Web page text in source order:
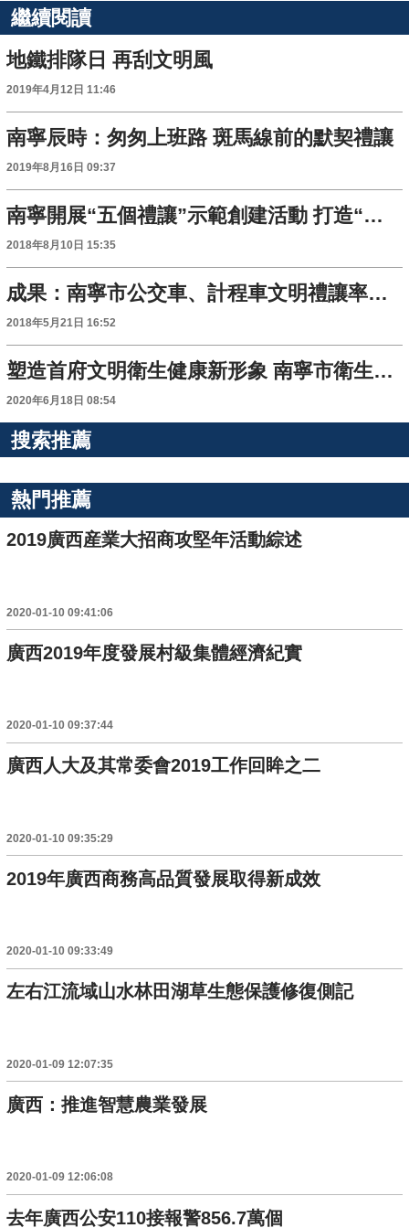
繼續閱讀
地鐵排隊日 再刮文明風
2019年4月12日 11:46
南寧辰時：匆匆上班路 斑馬線前的默契禮讓
2019年8月16日 09:37
南寧開展“五個禮讓”示範創建活動 打造“禮讓之城”
2018年8月10日 15:35
成果：南寧市公交車、計程車文明禮讓率均達99.7%
2018年5月21日 16:52
塑造首府文明衛生健康新形象 南寧市衛生健康委員會全力推進全國文明城市創建工作
2020年6月18日 08:54
搜索推薦
熱門推薦
2019廣西産業大招商攻堅年活動綜述
2020-01-10 09:41:06
廣西2019年度發展村級集體經濟紀實
2020-01-10 09:37:44
廣西人大及其常委會2019工作回眸之二
2020-01-10 09:35:29
2019年廣西商務高品質發展取得新成效
2020-01-10 09:33:49
左右江流域山水林田湖草生態保護修復側記
2020-01-09 12:07:35
廣西：推進智慧農業發展
2020-01-09 12:06:08
去年廣西公安110接報警856.7萬個